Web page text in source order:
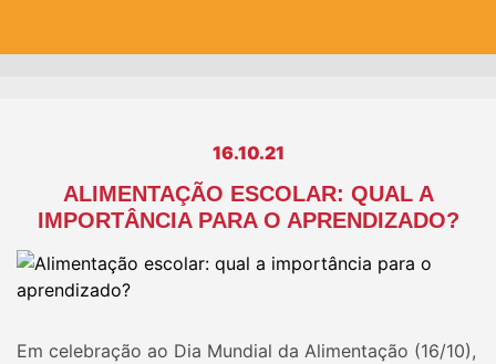
16.10.21
ALIMENTAÇÃO ESCOLAR: QUAL A
IMPORTÂNCIA PARA O APRENDIZADO?
Em celebração ao Dia Mundial da Alimentação (16/10),